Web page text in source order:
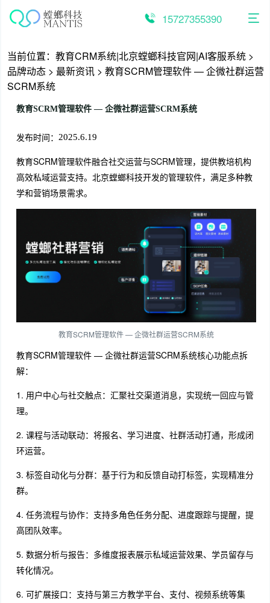
15727355390
当前位置： 教育CRM系统|北京螳螂科技官网|AI客服系统 >
品牌动态 > 最新资讯 > 教育SCRM管理软件 — 企微社群运营
SCRM系统
教育SCRM管理软件 — 企微社群运营SCRM系统
发布时间： 2025.6.19
教育SCRM管理软件融合社交运营与SCRM管理，提供教培机构
高效私域运营支持。北京螳螂科技开发的管理软件，满足多种教
学和营销场景需求。
教育SCRM管理软件 — 企微社群运营SCRM系统
教育SCRM管理软件 — 企微社群运营SCRM系统核心功能点拆
解：
1. 用户中心与社交触点：汇聚社交渠道消息，实现统一回应与管
理。
2. 课程与活动联动：将报名、学习进度、社群活动打通，形成闭
环运营。
3. 标签自动化与分群：基于行为和反馈自动打标签，实现精准分
群。
4. 任务流程与协作：支持多角色任务分配、进度跟踪与提醒，提
高团队效率。
5. 数据分析与报告：多维度报表展示私域运营效果、学员留存与
转化情况。
6. 可扩展接口：支持与第三方教学平台、支付、视频系统等集